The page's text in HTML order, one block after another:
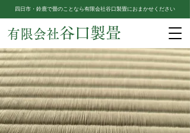
四日市・鈴鹿で畳のことなら有限会社谷口製畳におまかせください
有限会社谷口製畳